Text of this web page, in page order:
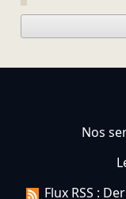
Nos
Flux RSS :